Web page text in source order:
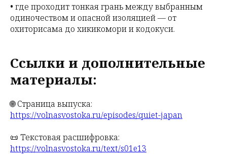
• где проходит тонкая грань между выбранным
одиночеством и опасной изоляцией — от
охиторисама до хикикомори и кодокуси.
Ссылки и дополнительные
материалы:
🌐 Страница выпуска:
https://volnasvostoka.ru/episodes/quiet-japan
📜 Текстовая расшифровка:
https://volnasvostoka.ru/text/s01e13